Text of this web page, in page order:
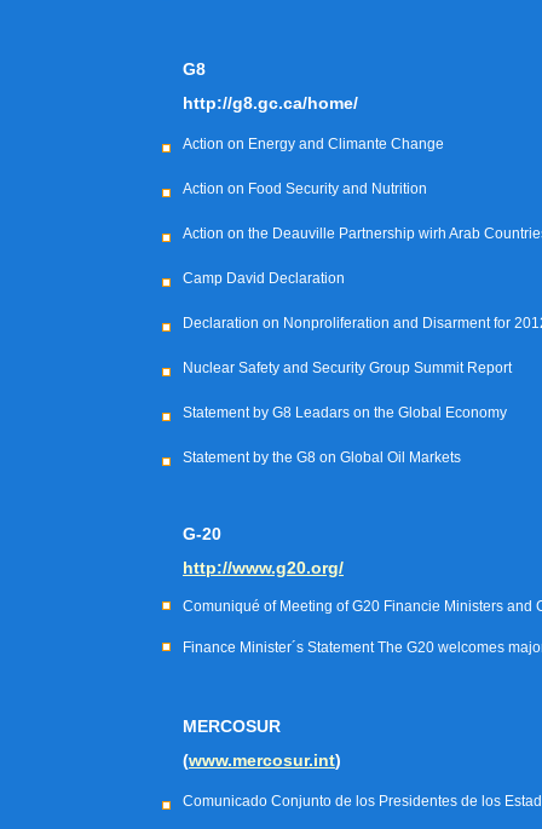
G8
http://g8.gc.ca/home/
Action on Energy and Climante Change
Action on Food Security and Nutrition
Action on the Deauville Partnership wirh Arab
Camp David Declaration
Declaration on Nonproliferation and Disarment for
Nuclear Safety and Security Group Summit Report
Statement by G8 Leadars on the Global Economy
Statement by the G8 on Global Oil Markets
G-20
http://www.g20.org/
Comuniqué of Meeting of G20 Financie Ministers and
Finance Minister´s Statement The G20 welcomes
MERCOSUR
(www.mercosur.int)
Comunicado Conjunto de los Presidentes de los